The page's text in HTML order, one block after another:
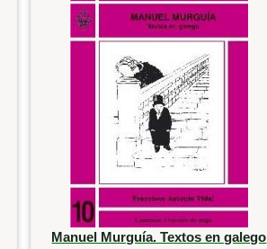
Manuel Murguía. Textos en galego